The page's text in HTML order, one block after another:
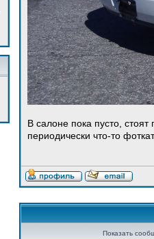
В салоне пока пусто,
периодически что-то
Показать